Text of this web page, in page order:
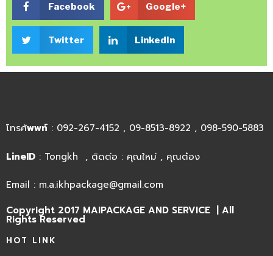
Facebook Google+
Twitter LinkedIn
โทรศัพพท์ : 092-267-4152 , 09-8513-8922 , 098-590-5883
LineID : Tongkh , ติดต่อ : คุณใหม่ , คุณต๋อง
Email : m.a.ikhpackage@gmail.com
Copyright 2017 MAIPACKAGE AND SERVICE | All
Rights Reserved
HOT LINK